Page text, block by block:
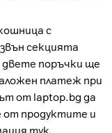
с
секцията
поръчки ще
платеж при
от laptop.bg да
от продуктите и